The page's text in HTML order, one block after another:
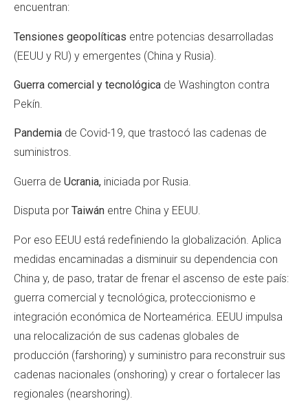
encuentran:
Tensiones geopolíticas entre potencias desarrolladas
(EEUU y RU) y emergentes (China y Rusia).
Guerra comercial y tecnológica de Washington contra
Pekín.
Pandemia de Covid-19, que trastocó las cadenas de
suministros.
Guerra de Ucrania, iniciada por Rusia.
Disputa por Taiwán entre China y EEUU.
Por eso EEUU está redefiniendo la globalización. Aplica
medidas encaminadas a disminuir su dependencia con
China y, de paso, tratar de frenar el ascenso de este país:
guerra comercial y tecnológica, proteccionismo e
integración económica de Norteamérica. EEUU impulsa
una relocalización de sus cadenas globales de
producción (farshoring) y suministro para reconstruir sus
cadenas nacionales (onshoring) y crear o fortalecer las
regionales (nearshoring).